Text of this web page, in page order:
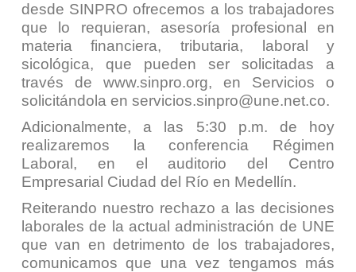
desde SINPRO ofrecemos a los trabajadores
que lo requieran, asesoría profesional en
materia financiera, tributaria, laboral y
sicológica, que pueden ser solicitadas a
través de www.sinpro.org, en Servicios o
solicitándola en servicios.sinpro@une.net.co.
Adicionalmente, a las 5:30 p.m. de hoy
realizaremos la conferencia Régimen
Laboral, en el auditorio del Centro
Empresarial Ciudad del Río en Medellín.
Reiterando nuestro rechazo a las decisiones
laborales de la actual administración de UNE
que van en detrimento de los trabajadores,
comunicamos que una vez tengamos más